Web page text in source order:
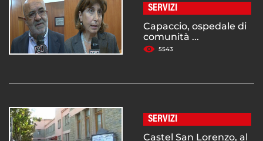
SERVIZI
Capaccio, ospedale di
comunità ...
5543
SERVIZI
Castel San Lorenzo, al